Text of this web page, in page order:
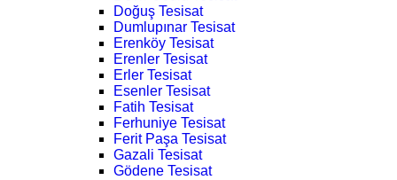
Doğuş Tesisat
Dumlupınar Tesisat
Erenköy Tesisat
Erenler Tesisat
Erler Tesisat
Esenler Tesisat
Fatih Tesisat
Ferhuniye Tesisat
Ferit Paşa Tesisat
Gazali Tesisat
Gödene Tesisat